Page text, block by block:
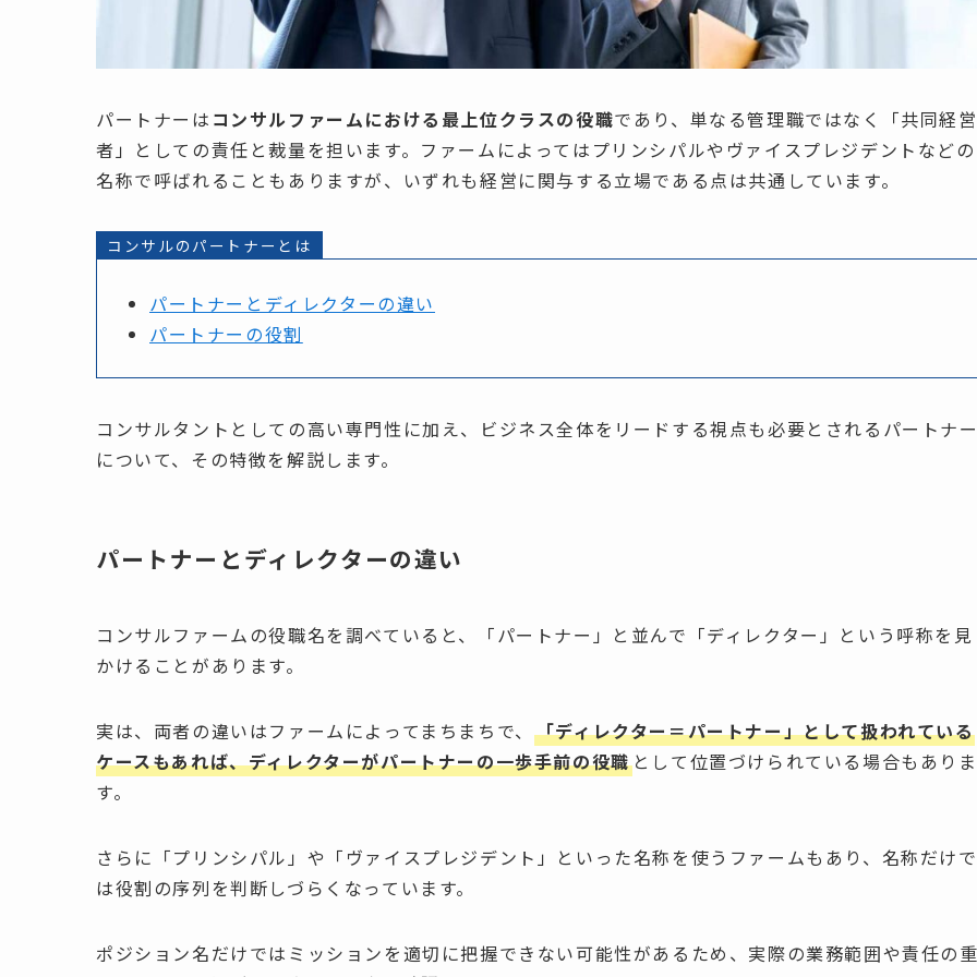
パートナーは コンサルファームにおける最上位クラスの役職であり、単なる管理職ではなく「共同経営
者」としての責任と裁量を担います。ファームによってはプリンシパルやヴァイスプレジデントなどの
名称で呼ばれることもありますが、いずれも経営に関与する立場である点は共通しています。
コンサルのパートナーとは
パートナーとディレクターの違い
パートナーの役割
コンサルタントとしての高い専門性に加え、ビジネス全体をリードする視点も必要とされるパートナ
について、その特徴を解説します。
パートナーとディレクターの違い
コンサルファームの役職名を調べていると、「パートナー」と並んで「ディレクター」という呼称を見
かけることがあります。
実は、両者の違いはファームによってまちまちで、 「ディレクター＝パートナー」として扱われている
ケースもあれば、ディレクターがパートナーの一歩手前の役職として位置づけられている場合もありま
す。
さらに「プリンシパル」や「ヴァイスプレジデント」といった名称を使うファームもあり、名称だけで
は役割の序列を判断しづらくなっています。
ポジション名だけではミッションを適切に把握できない可能性があるため、実際の業務範囲や責任の